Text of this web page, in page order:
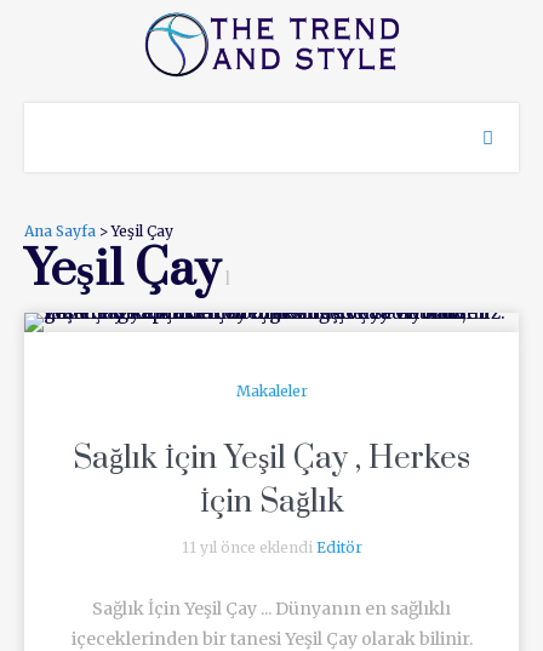
Ana Sayfa > Yeşil Çay
Yeşil Çay 1
Makaleler
Sağlık İçin Yeşil Çay , Herkes
İçin Sağlık
11 yıl önce eklendi Editör
Sağlık İçin Yeşil Çay ... Dünyanın en sağlıklı
içeceklerinden bir tanesi Yeşil Çay olarak bilinir.